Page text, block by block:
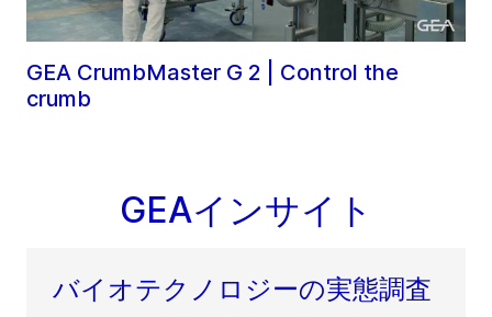
GEA CrumbMaster G 2 | Control the
crumb
GEAインサイト
バイオテクノロジーの実態調査